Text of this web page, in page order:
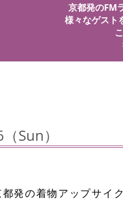
京都発のFM
様々なゲスト
Sun）
発の着物アップサイ